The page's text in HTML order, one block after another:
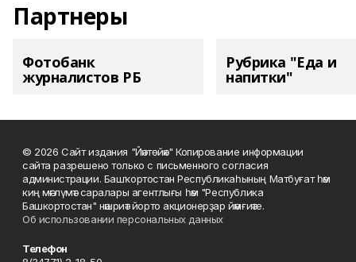
Партнеры
Фотобанк
журналистов РБ
Рубрика "Еда и
напитки"
© 2026 Сайт издания "Йәнтөйәк" Копирование информации
сайта разрешено только с письменного согласия
администрации. Башҡортостан Республикаһының Матбуғат һәм
киң мәғлүмәт саралары агентлығы һәм "Республика
Башкортостан" нәшриәт йорто акционерҙар йәмғиәте.
Об использовании персональных данных
Телефон